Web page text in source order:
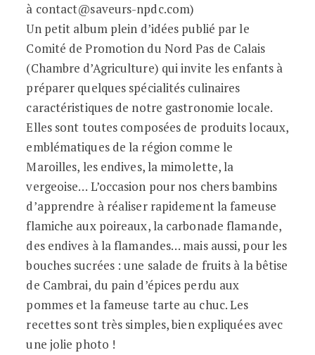
à contact@saveurs-npdc.com)
Un petit album plein d’idées publié par le
Comité de Promotion du Nord Pas de Calais
(Chambre d’Agriculture) qui invite les enfants à
préparer quelques spécialités culinaires
caractéristiques de notre gastronomie locale.
Elles sont toutes composées de produits locaux,
emblématiques de la région comme le
Maroilles, les endives, la mimolette, la
vergeoise… L’occasion pour nos chers bambins
d’apprendre à réaliser rapidement la fameuse
flamiche aux poireaux, la carbonade flamande,
des endives à la flamandes… mais aussi, pour les
bouches sucrées : une salade de fruits à la bêtise
de Cambrai, du pain d’épices perdu aux
pommes et la fameuse tarte au chuc. Les
recettes sont très simples, bien expliquées avec
une jolie photo !